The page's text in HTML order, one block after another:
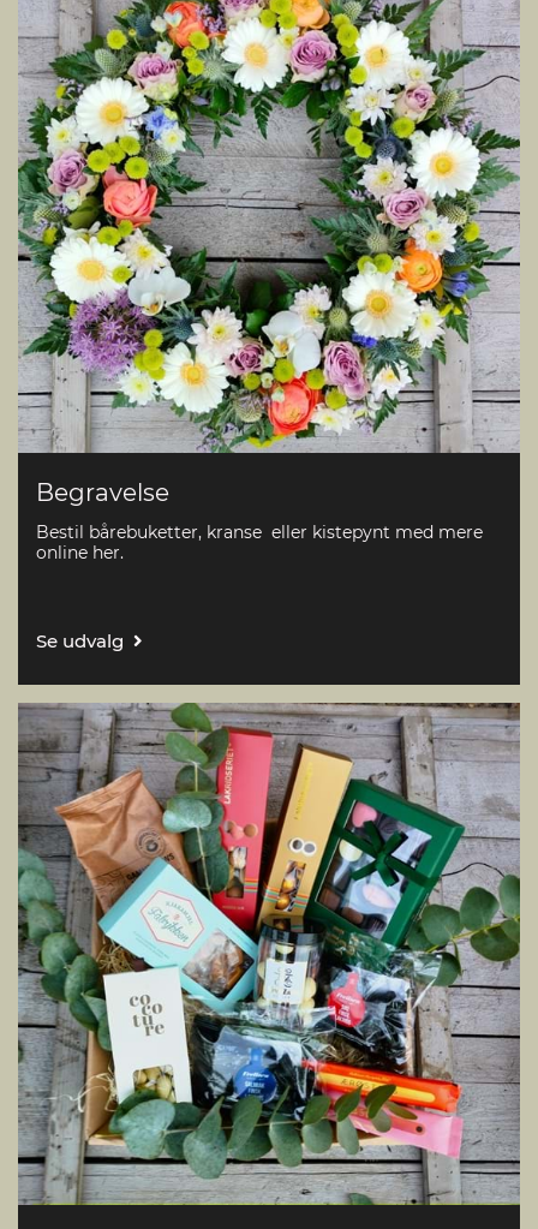
Begravelse
Bestil bårebuketter, kranse eller kistepynt med mere
online her.
Se udvalg